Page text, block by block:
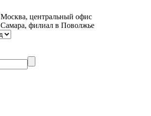
Москва, центральный офис
Самара, филиал в Поволжье